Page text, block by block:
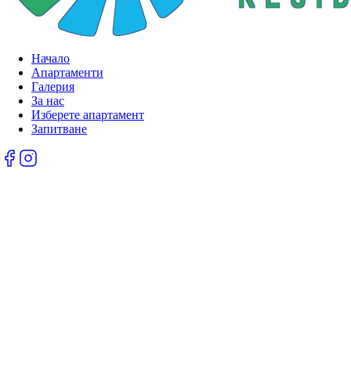
Начало
Апартаменти
Галерия
За нас
Изберете апартамент
Запитване